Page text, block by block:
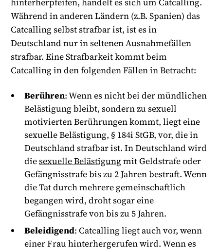
Während in anderen Ländern (z.B. Spanien) das
Catcalling selbst strafbar ist, ist es in
Deutschland nur in seltenen Ausnahmefällen
strafbar. Eine Strafbarkeit kommt beim
Catcalling in den folgenden Fällen in Betracht:
Berühren: Wenn es nicht bei der mündlichen
Belästigung bleibt, sondern zu sexuell
motivierten Berührungen kommt, liegt eine
sexuelle Belästigung, § 184i StGB, vor, die in
Deutschland strafbar ist. In Deutschland wird
diesexuelle Belästigung mit Geldstrafe oder
Gefängnisstrafe bis zu 2 Jahren bestraft. Wenn
die Tat durch mehrere gemeinschaftlich
begangen wird, droht sogar eine
Gefängnisstrafe von bis zu 5 Jahren.
Beleidigend: Catcalling liegt auch vor, wenn
einer Frau hinterhergerufen wird. Wenn es